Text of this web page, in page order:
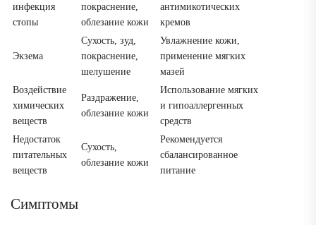
инфекция
стопы
покраснение,
облезание кожи
антимикотических
кремов
Экзема
Сухость, зуд,
покраснение,
шелушение
Увлажнение кожи,
применение мягких
мазей
Воздействие
химических
веществ
Раздражение,
облезание кожи
Использование мягких
и гипоаллергенных
средств
Недостаток
питательных
веществ
Сухость,
облезание кожи
Рекомендуется
сбалансированное
питание
Симптомы